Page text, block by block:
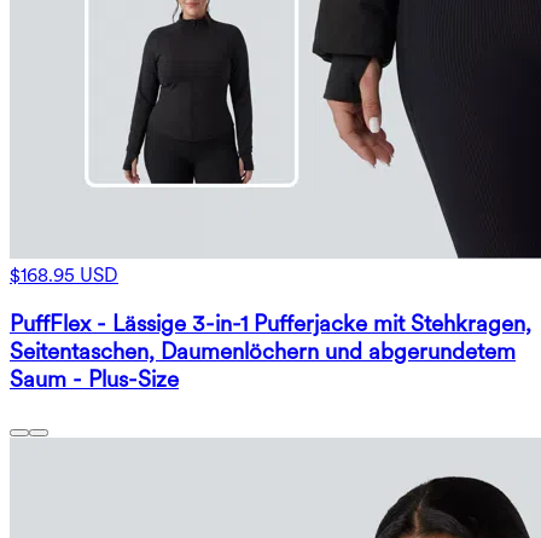
$168.95 USD
PuffFlex - Lässige 3-in-1 Pufferjacke mit Stehkragen,
Seitentaschen, Daumenlöchern und abgerundetem
Saum - Plus-Size